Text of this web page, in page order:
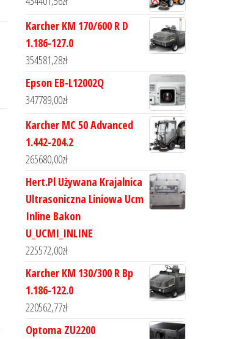
Karcher KM 170/600 R D
1.186-127.0
354581,28zł
Epson EB-L12002Q
347789,00zł
Karcher MC 50 Advanced
1.442-204.2
265680,00zł
Hert.Pl Używana Krajalnica
Ultrasoniczna Liniowa Ucm
Inline Bakon
U_UCMI_INLINE
225572,00zł
Karcher KM 130/300 R Bp
1.186-122.0
220562,77zł
Optoma ZU2200